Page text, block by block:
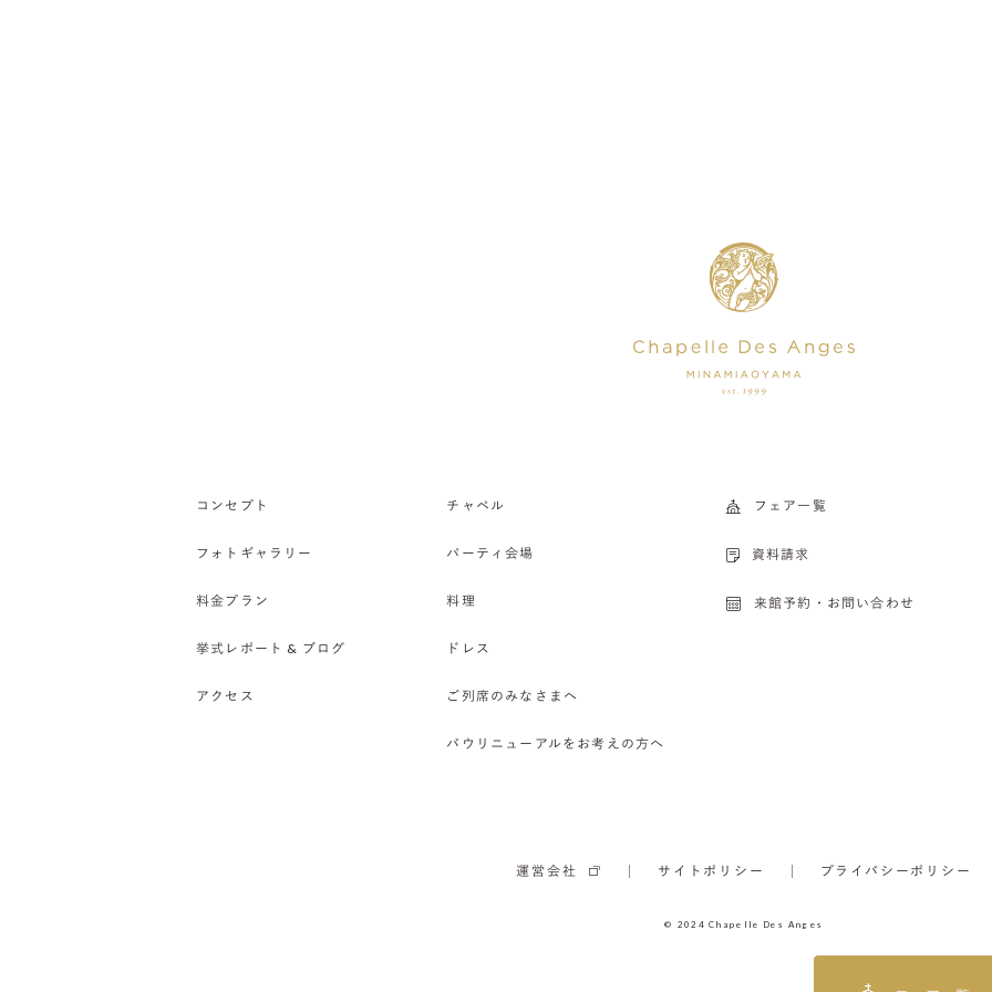
コンセプト
フォトギャラリー
料金プラン
挙式レポート & ブログ
アクセス
チャペル
パーティ会場
料理
ドレス
ご列席のみなさまへ
バウリニューアルをお考えの方へ
フェア一覧
資料請求
来館予約・お問い合わせ
運営会社 サイトポリシー プライバシーポリシー
© 2024 Chapelle Des Anges